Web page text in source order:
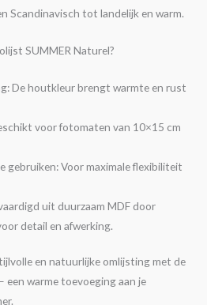
Scandinavisch tot landelijk en warm.
SUMMER Naturel?
De houtkleur brengt warmte en rust
voor fotomaten van 10×15 cm
gebruiken: Voor maximale flexibiliteit
uit duurzaam MDF door
detail en afwerking.
en natuurlijke omlijsting met de
een warme toevoeging aan je